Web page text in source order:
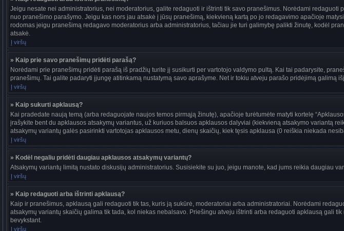
Jeigu nesate nei administratorius, nei moderatorius, galite redaguoti ir ištrinti tik savo pranešimus. Norėdami
nuo pranešimo parašymo. Jeigu kas nors jau atsakė į jūsų pranešimą, kiekvieną kartą po jo redagavimo apačioje
rodomas jeigu pranešimą redagavo moderatorius arba administratorius, tačiau jie turi galimybę palikti žinutę, kodėl
atsakė.
Į viršų
» Kaip prie savo pranešimų pridėti parašą?
Norėdami prie pranešimų pridėti parašą iš pradžių turite jį susikurti per vartotojo valdymo pultą. Kai tai padarysite,
pranešimų. Tai galite padaryti įjungę atitinkamą nustatymą savo aprašyme. Net ir tokiu atveju parašo pridėjimą galimą
Į viršų
» Kaip sukurti apklausą?
Kai pradedate naują temą (arba redaguojate naujos temos pirmąją žinutę), apačioje turėtumėte matyti kortelę
įrašykite bent du apklausos atsakymų variantus, už kuriuos balsuos apklausos dalyviai (kiekvieną atsakymo variantą
atsakymų variantų galės pasirinkti vartotojas apklausos metu, dienų skaičių, kiek tęsis apklausa (0 reiškia niekada
Į viršų
» Kodėl negaliu pridėti daugiau apklausos atsakymų variantų?
Atsakymų variantų limitą nustato diskusijų administratorius. Susisiekite su juo, jeigu manote, kad jums reikia daugiau
Į viršų
» Kaip redaguoti arba ištrinti apklausą?
Kaip ir pranešimus, apklausą gali redaguoti tik tas, kuris ją sukūrė, moderatoriai arba administratoriai. Norėdami
atsakymų variantų skaičių galima tik tada, kol niekas nebalsavo. Priešingu atveju ištrinti arba redaguoti apklausą gali
bevykstant.
Į viršų